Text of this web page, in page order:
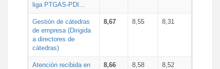
liga PTGAS-PDI...
Gestión de cátedras
de empresa (Dirigida
a directores de
cátedras)
8,67 8,55 8,31
Atención recibida en
8,66 8,58 8,52